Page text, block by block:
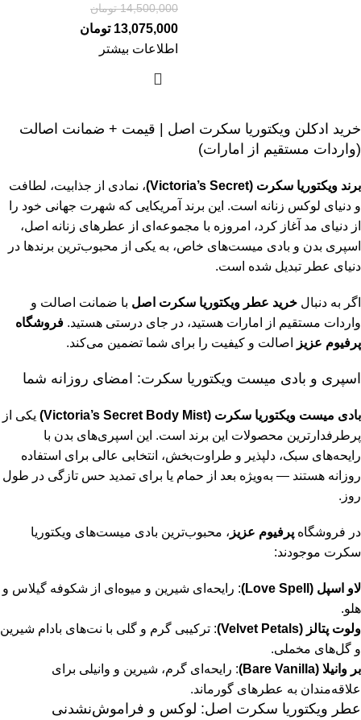
14,500,000 تومان
13,075,000 تومان
اطلاعات بیشتر
خرید ادکلن ویکتوریا سکرت اصل | قیمت + ضمانت اصالت
(واردات مستقیم از امارات)
برند ویکتوریا سکرت (Victoria’s Secret)
، نمادی از جذابیت، لطافت
و دنیای لوکس زنانه است. این برند آمریکایی که شهرت جهانی خود را
از دنیای مد آغاز کرد، امروزه با مجموعه‌ای از عطرهای زنانه اصل،
اسپری بدن و بادی میست‌های خاص، به یکی از محبوب‌ترین برندها در
دنیای عطر تبدیل شده است.
اگر به دنبال خرید عطر ویکتوریا سکرت اصل با ضمانت اصالت و
واردات مستقیم از امارات هستید، در جای درستی هستید. فروشگاه
پرفیوم عزیز
اصالت و کیفیت را برای شما تضمین می‌کند.
اسپری و بادی میست ویکتوریا سکرت: امضای روزانه شما
بادی میست ویکتوریا سکرت (Victoria’s Secret Body Mist)
یکی از
پرطرفدارترین محصولات این برند است. این اسپری‌های بدن با
رایحه‌های سبک، دلپذیر و طراوت‌بخش، انتخابی عالی برای استفاده
روزانه هستند — به‌ویژه بعد از حمام یا برای تمدید حس تازگی در طول
روز.
در فروشگاه پرفیوم عزیز ، محبوب‌ترین بادی میست‌های ویکتوریا
سکرت موجودند:
لاو اسپل (Love Spell)
: رایحه‌ای شیرین و میوه‌ای از شکوفه گیلاس و
هلو.
ولوت پتالز (Velvet Petals)
: ترکیبی گرم و گلی با نت‌های بادام شیرین
و گل‌های مخملی.
بر وانیلا (Bare Vanilla)
: رایحه‌ای گرم، شیرین و وانیلی برای
علاقه‌مندان به عطرهای گورماند.
عطر ویکتوریا سکرت اصل: لوکس و فراموش‌نشدنی